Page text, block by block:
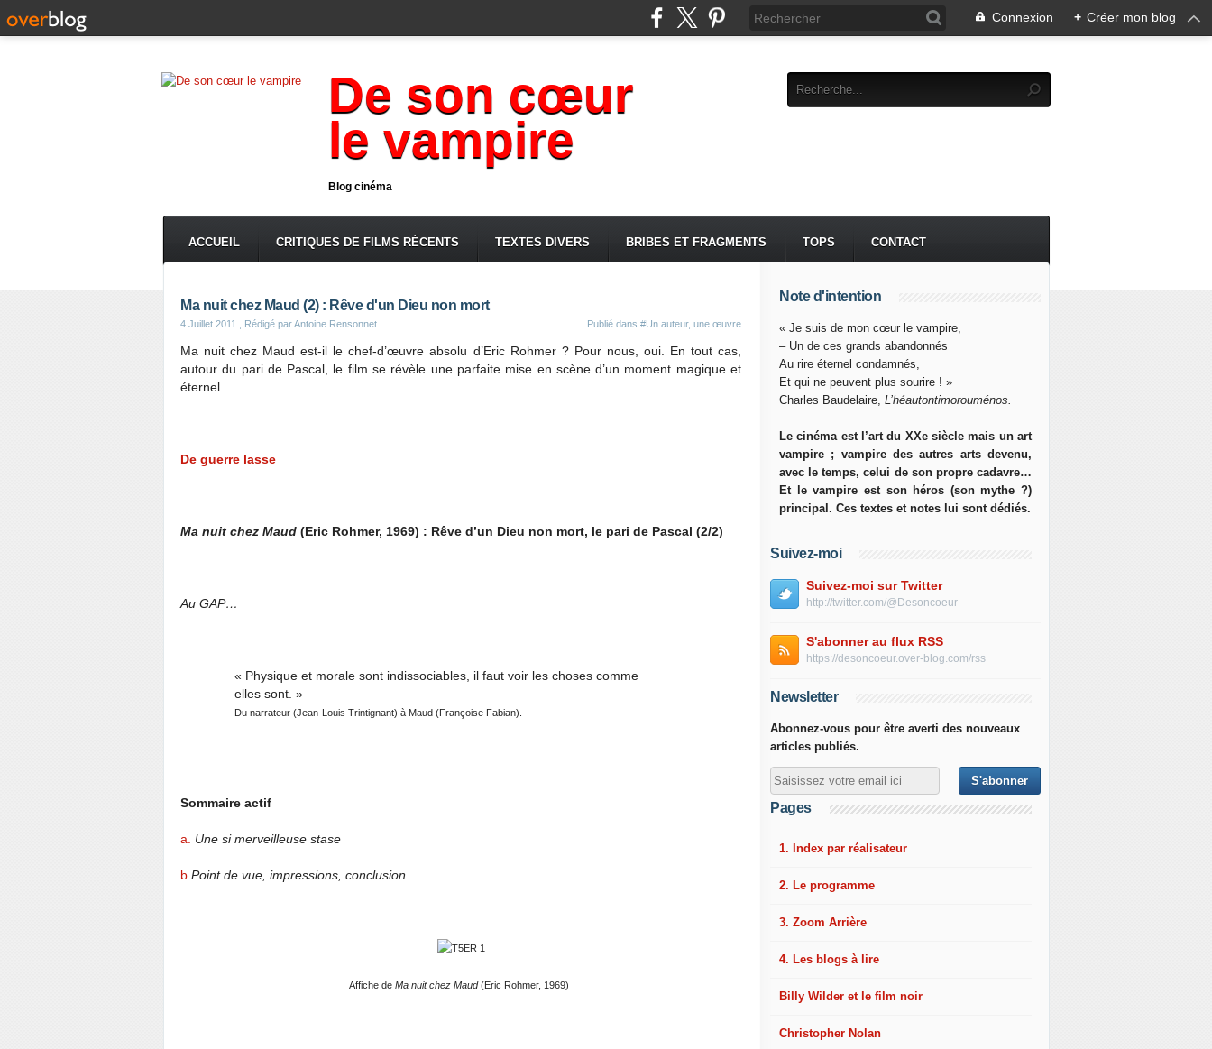
Connexion + Créer mon blog
De son cœur
le vampire
Blog cinéma
ACCUEIL CRITIQUES DE FILMS RÉCENTS TEXTES DIVERS BRIBES ET FRAGMENTS TOPS CONTACT
Ma nuit chez Maud (2) : Rêve d'un Dieu non mort
4 Juillet 2011 , Rédigé par Antoine Rensonnet Publié dans #Un auteur, une œuvre
Ma nuit chez Maud est-il le chef-d’œuvre absolu d’Eric Rohmer ? Pour nous, oui. En tout cas,
autour du pari de Pascal, le film se révèle une parfaite mise en scène d’un moment magique et
éternel.
De guerre lasse
Ma nuit chez Maud (Eric Rohmer, 1969) : Rêve d’un Dieu non mort, le pari de Pascal (2/2)
Au GAP…
« Physique et morale sont indissociables, il faut voir les choses comme
elles sont. »
Du narrateur (Jean-Louis Trintignant) à Maud (Françoise Fabian).
Sommaire actif
a. Une si merveilleuse stase
b. Point de vue, impressions, conclusion
Affiche de Ma nuit chez Maud(Eric Rohmer, 1969)
Note d'intention
« Je suis de mon cœur le vampire,
– Un de ces grands abandonnés
Au rire éternel condamnés,
Et qui ne peuvent plus sourire ! »
Charles Baudelaire, L’héautontimorouménos.
Le cinéma est l’art du XXe siècle mais un art
vampire ; vampire des autres arts devenu,
avec le temps, celui de son propre cadavre…
Et le vampire est son héros (son mythe ?)
principal. Ces textes et notes lui sont dédiés.
Suivez-moi
Suivez-moi sur Twitter
http://twitter.com/@Desoncoeur
S'abonner au flux RSS
https://desoncoeur.over-blog.com/rss
Newsletter
Abonnez-vous pour être averti des nouveaux
articles publiés.
Pages
1. Index par réalisateur
2. Le programme
3. Zoom Arrière
4. Les blogs à lire
Billy Wilder et le film noir
Christopher Nolan